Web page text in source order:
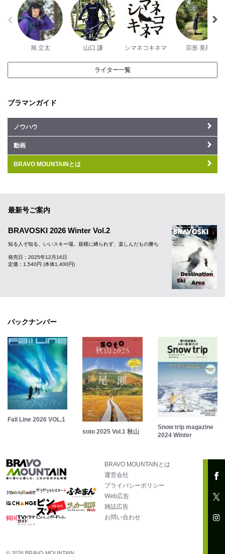
旭 立太 山口 謙 シマネコキネマ 宗形 美那
ライター一覧
ブラマンガイド
ノウハウ
動画
BRAVO MOUNTAINとは
最新号ご案内
BRAVOSKI 2026 Winter Vol.2
知る人ぞ知る、いいスキー場。規模に縛られず、楽しんだもの勝ち
発売日：2025年12月16日
定価：1,540円 (本体1,400円)
バックナンバー
Fall Line 2026 VOL.1
soto 2025 Vol.1 秋山
Snow trip magazine
2024 Winter
BRAVO MOUNTAINとは
運営会社
プライバシーポリシー
Web広告
雑誌広告
お問い合わせ